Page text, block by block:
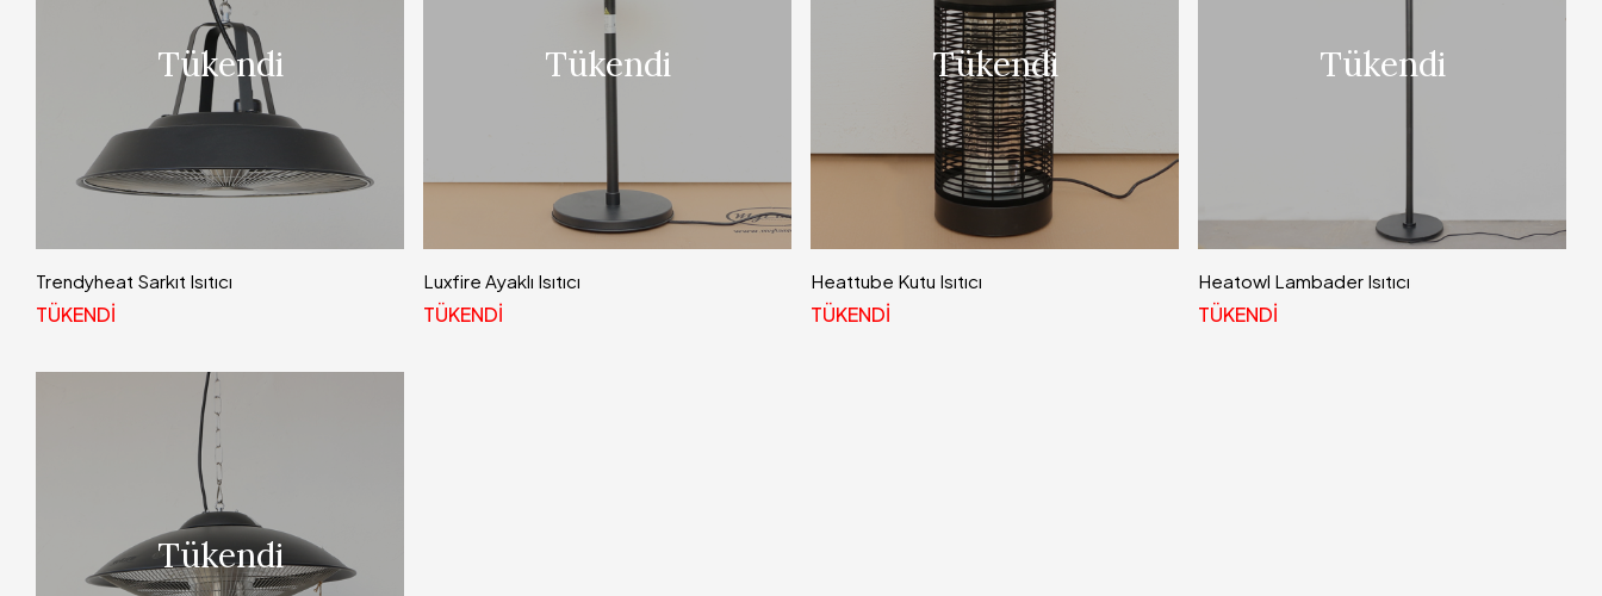
Tükendi
Trendyheat Sarkıt Isıtıcı
TÜKENDİ
Tükendi
Luxfire Ayaklı Isıtıcı
TÜKENDİ
Tükendi
Heattube Kutu Isıtıcı
TÜKENDİ
Tükendi
Heatowl Lambader Isıtıcı
TÜKENDİ
Tükendi